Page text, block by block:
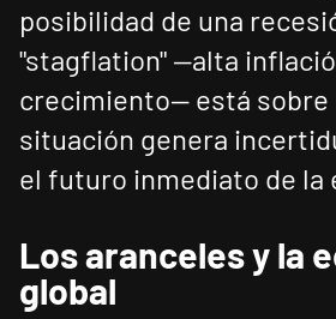
posibilidad de una
"stagflation" —alta
crecimiento— está sobre
situación genera
el futuro inmediato de la
Los aranceles y la
global